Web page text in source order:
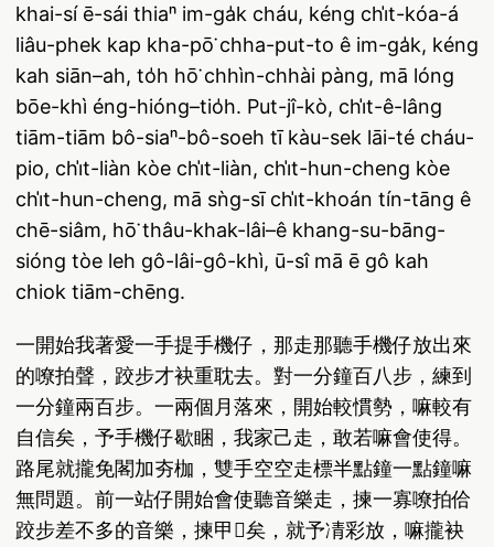
khai-sí ē-sái thiaⁿ im-ga̍k cháu, kéng chi̍t-kóa-á
liâu-phek kap kha-pō͘ chha-put-to ê im-ga̍k, kéng
kah siān–ah, to̍h hō͘ chhìn-chhài pàng, mā lóng
bōe-khì éng-hióng–tio̍h. Put-jî-kò, chi̍t-ê-lâng
tiām-tiām bô-siaⁿ-bô-soeh tī kàu-sek lāi-té cháu-
pio, chi̍t-liàn kòe chi̍t-liàn, chi̍t-hun-cheng kòe
chi̍t-hun-cheng, mā sǹg-sī chi̍t-khoán tín-tāng ê
chē-siâm, hō͘ thâu-khak-lâi–ê khang-su-bāng-
sióng tòe leh gô-lâi-gô-khì, ū-sî mā ē gô kah
chiok tiām-chēng.
一開始我著愛一手提手機仔，那走那聽手機仔放出來
的嘹拍聲，跤步才袂重耽去。對一分鐘百八步，練到
一分鐘兩百步。一兩個月落來，開始較慣勢，嘛較有
自信矣，予手機仔歇睏，我家己走，敢若嘛會使得。
路尾就攏免閣加夯枷，雙手空空走標半點鐘一點鐘嘛
無問題。前一站仔開始會使聽音樂走，揀一寡嘹拍佮
跤步差不多的音樂，揀甲𤺪矣，就予凊彩放，嘛攏袂